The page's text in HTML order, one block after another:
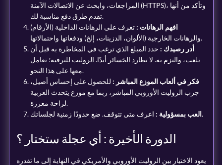
المراجعات، وابحث عن الاتصالات الآمنة (HTTPS)، وتأكد من أنها
تقدم طرق دفع مناسبة لك.
افهم الرهانات : تعرف على الرهانات الداخلية (الأرقام)
والرهانات الخارجية (الألوان، الدزينات، إلخ) ودفعاتها واحتمالاتها.
أدر رصيدك : حدد المبلغ الذي ترغب في المخاطرة به قبل أن
تلعب، والتزم به. لا تطارد الخسائر أبدًا. الروليت للترفيه؛ تعامل
معها على هذا النحو.
فكر في ألعاب الموزع المباشر : للحصول على إحساس أصيل،
جرب الروليت الأوروبي المباشر، ربما مع موزع يتحدث العربية
لراحة معززة.
العب بمسؤولية :اعرف متى تتوقف. ضع حدودًا زمنية لجلساتك.
الدورة الأخيرة : أي عجلة ستختار ؟
يعود الاختيار بين الروليت الأوروبي والأمريكي في النهاية إلى ما تقدره